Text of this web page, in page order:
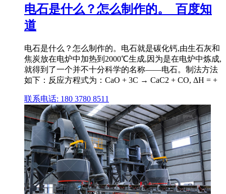
电石是什么？怎么制作的。_百度知
道
电石是什么？怎么制作的。电石就是碳化钙,由生石灰和
焦炭放在电炉中加热到2000℃生成,因为是在电炉中炼成,
就得到了一个并不十分科学的名称——电石。制法方法
如下：反应方程式为：CaO + 3C → CaC2 + CO, ΔH = +
联系电话: 180 3780 8511